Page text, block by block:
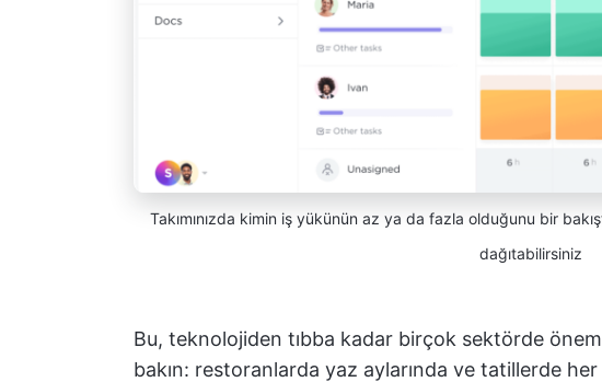
Takımınızda kimin iş yükünün az ya da fazla olduğunu bir
dağıtabilirsiniz
Bu, teknolojiden tıbba kadar birçok sektörde
bakın: restoranlarda yaz aylarında ve tatillerde her